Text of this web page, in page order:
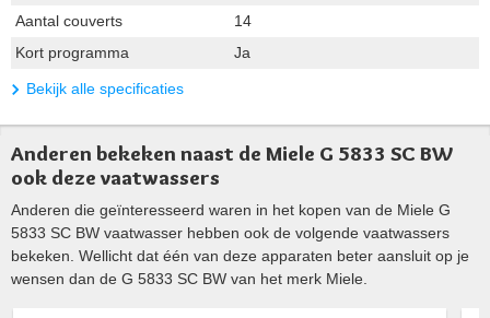
Aantal couverts
14
Kort programma
Ja
Bekijk alle specificaties
Anderen bekeken naast de Miele G 5833 SC BW
ook deze vaatwassers
Anderen die geïnteresseerd waren in het kopen van de Miele G
5833 SC BW vaatwasser hebben ook de volgende vaatwassers
bekeken. Wellicht dat één van deze apparaten beter aansluit op je
wensen dan de G 5833 SC BW van het merk Miele.